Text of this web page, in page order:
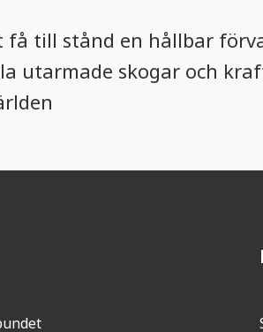
till stånd en hållbar
utarmade skogar och